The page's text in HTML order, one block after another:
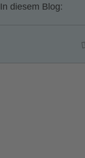
In diesem Blog: